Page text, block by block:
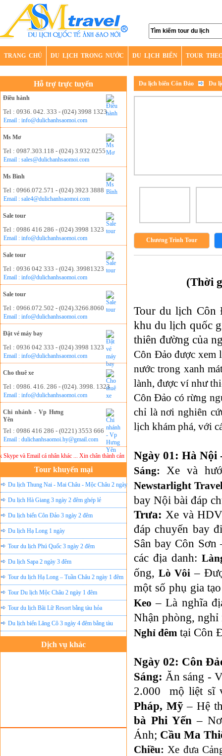
TRANG CHỦ DU LỊCH TRONG NƯỚC DU LỊCH BIỂN TOUR
Hỗ trợ trực tuyến
Điều hành
Tel : 0936. 042. 333 - (024) 3998 1323
Email : info@dulichanhsaomoi.com
Ms Mơ
Tel : 0987.303.118 - (024) 3.932.0255
Email : sales@dulichanhsaomoi.com
Ms Bình
Tel : 0966.072.571 - (024) 3923 3888
Email : sale4@dulichanhsaomoi.com
Sale tour
Tel : 0986 416 286 - (024) 3998 1323
Email : info@dulichanhsaomoi.com
Sale tour
Tel : 0936 042 333 - (024). 39981323
Email : info@dulichanhsaomoi.com
Sale tour
Tel : 0966.072.502 - (024).3266.8060
Email : info@dulichanhsaomoi.com
Đặt vé máy bay
Tel : 0936 042 333 - (024) 3998 1323
Email : info@dulichanhsaomoi.com
Cho thuê xe
Tel : 0986. 416. 286 - (024). 3998. 1323
Email : info@dulichanhsaomoi.com
Chi nhánh - Vp Hưng
Yên
Tel : 0986 416 286 - (0221) 3553 666
Email : dulichanhsaomoi.hy@gmail.com
Lưu ý:DU LỊCH ÁNH SAO MỚI
và Email cá nhân khác ... Xin chân thành cảm ơn!
Tour khuyến mại
Du lịch Thung Nai - Mai Châu - Mộc Châu 2 ngày
ghép lẻ
Du lịch Hà Giang 3 ngày 2 đêm ghép lẻ
Du lịch biển Côn Đảo 3 ngày 2 đêm
Du lịch Hạ Long 1 ngày
Tour du lịch Phú Quốc 3 ngày 2 đêm
Du lịch Sapa 2 ngày 3 đêm
Tour du lịch Hạ Long – Tuần Châu 2 ngày 1 đêm
Tour Du lịch Mộc Châu 2 ngày 1 đêm
Tour du lịch Bãi Lữ Resort bằng tàu hỏa
Du lịch biển Lăng Cô 3 ngày 4 đêm bằng tàu
Dịch vụ khác
Du lịch biển Côn Đảo Du
Chương Trình Tour
(Thời
Tour du lịch Côn
khu du lịch quốc
thiên đường của
Côn Đảo được xem
nước trong xanh
lành, được ví như
Côn Đảo có rừng
chỉ là nơi nghiên
lịch khám phá, với
Ngày 01: Hà
Sáng: Xe và
Newstarlight
bay Nội bài đáp
Trưa: Xe và
đáp chuyến bay
Sân bay Côn
các địa danh:
ống, Lò Vôi –
một số phụ gia
Keo – Là nghĩa
Nhận phòng, nghỉ
Nghỉ đêm tại Côn
Ngày 02: Côn
Sáng: Ăn sáng -
2.000
mộ liệt sĩ
Pháp, Mỹ – Hệ
bà Phi Yến –
Ánh; Cầu Ma
Chiều: Xe đưa